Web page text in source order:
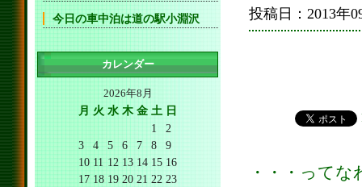
投稿日：2013年
・・・って
今日の車中泊は道の駅小淵沢
カレンダー
2026年8月
月 火 水 木 金 土 日
1
2
3
4 5 6 7 8
9
10 11 12 13 14 15 16
17 18 19 20 21 22 23